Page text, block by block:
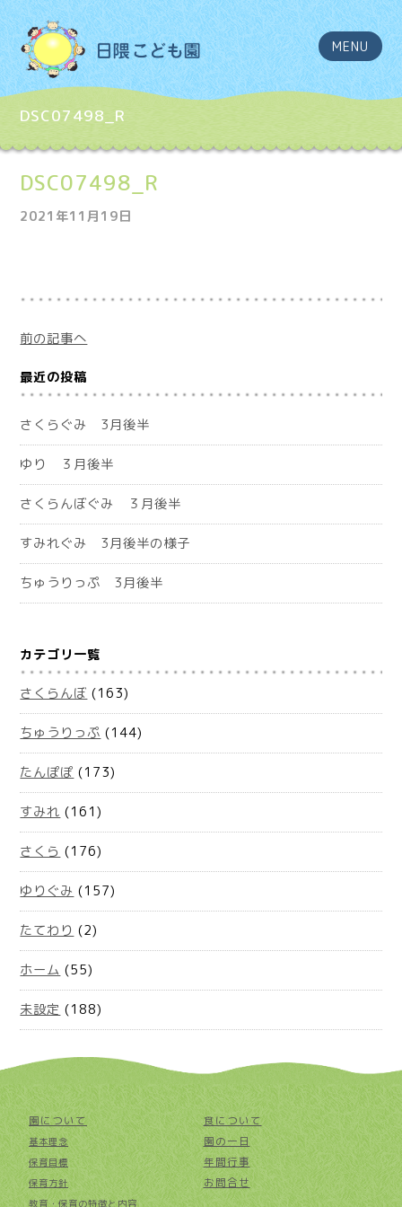
MENU
DSC07498_R
DSC07498_R
2021年11月19日
前の記事へ
最近の投稿
さくらぐみ 3月後半
ゆり ３月後半
さくらんぼぐみ ３月後半
すみれぐみ 3月後半の様子
ちゅうりっぷ 3月後半
カテゴリ一覧
さくらんぼ (163)
ちゅうりっぷ (144)
たんぽぽ (173)
すみれ (161)
さくら (176)
ゆりぐみ (157)
たてわり (2)
ホーム (55)
未設定 (188)
園について
基本理念
保育目標
保育方針
教育・保育の特徴と内容
食について
園の一日
年間行事
お問合せ